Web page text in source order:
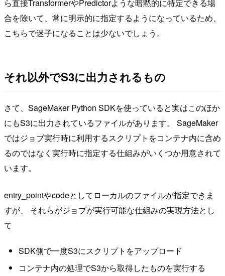
ら直接TransformerやPredictorような暗黙的に特定できる場
合を除いて、常に明示的に指定するようになっているため、
こちらで迷子になることは少ないでしょう。
それ以外でS3に出力されるもの
さて、SageMaker Python SDKを使っていると実はこのほか
にもS3に出力されているファイルがあります。 SageMaker
ではジョブ実行時に利用するスクリプトをコンテナ内に含め
るのではなく実行時に指定する仕組みがいくつか用意されて
います。
entry_pointやcodeとしてローカルのファイルが指定できま
すが、 それらがジョブが実行可能な仕組みの実現方法とし
て
SDK側で一度S3にスクリプトをアップロード
コンテナ内の処理でS3から取得したものを実行する